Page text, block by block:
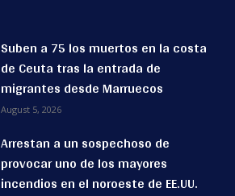
Suben a 75 los muertos en la costa
de Ceuta tras la entrada de
migrantes desde Marruecos
August 5, 2026
Arrestan a un sospechoso de
provocar uno de los mayores
incendios en el noroeste de EE.UU.